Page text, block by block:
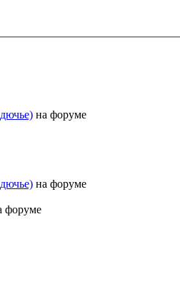
на форуме
на форуме
форуме